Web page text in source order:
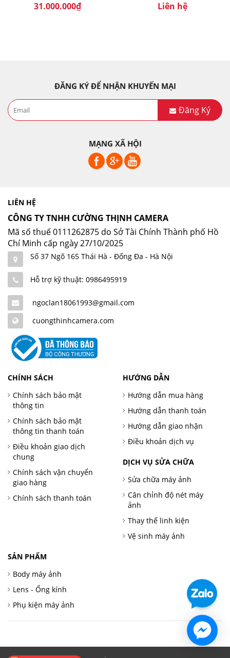
31.000.000₫ Liên hệ
ĐĂNG KÝ ĐỂ NHẬN KHUYẾN MẠI
Đăng Ký
MẠNG XÃ HỘI
LIÊN HỆ
CÔNG TY TNHH CƯỜNG THỊNH CAMERA
Mã số thuế 0111262875 do Sở Tài Chính Thành phố Hồ
Chí Minh cấp ngày 27/10/2025
Số 37 Ngõ 165 Thái Hà - Đống Đa - Hà Nội
Hỗ trợ kỹ thuật: 0986495919
ngoclan18061993@gmail.com
cuongthinhcamera.com
CHÍNH SÁCH
Chính sách bảo mật
thông tin
Chính sách bảo mật
thông tin thanh toán
Điều khoản giao dịch
chung
Chính sách vận chuyển
giao hàng
Chính sách thanh toán
HƯỚNG DẪN
Hướng dẫn mua hàng
Hướng dẫn thanh toán
Hướng dẫn giao nhận
Điều khoản dịch vụ
DỊCH VỤ SỬA CHỮA
Sửa chữa máy ảnh
Cân chỉnh độ nét máy
ảnh
Thay thế linh kiện
Vệ sinh máy ảnh
SẢN PHẨM
Body máy ảnh
Lens - Ống kính
Phụ kiện máy ảnh